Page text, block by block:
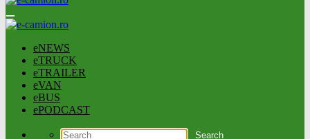
eNEWS
eTRUCK
eTRAILER
eVAN
eBUS
ePODCAST